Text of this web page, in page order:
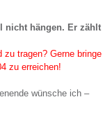
nicht hängen. Er zählt
zu tragen? Gerne
zu erreichen!
wünsche ich –